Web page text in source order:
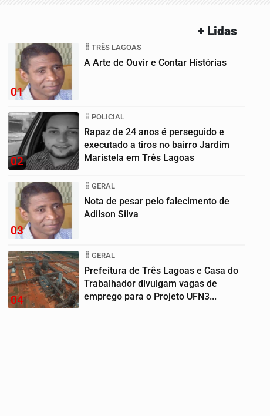
+ Lidas
01
TRÊS LAGOAS
A Arte de Ouvir e Contar Histórias
02
POLICIAL
Rapaz de 24 anos é perseguido e
executado a tiros no bairro Jardim
Maristela em Três Lagoas
03
GERAL
Nota de pesar pelo falecimento de
Adilson Silva
04
GERAL
Prefeitura de Três Lagoas e Casa do
Trabalhador divulgam vagas de
emprego para o Projeto UFN3...